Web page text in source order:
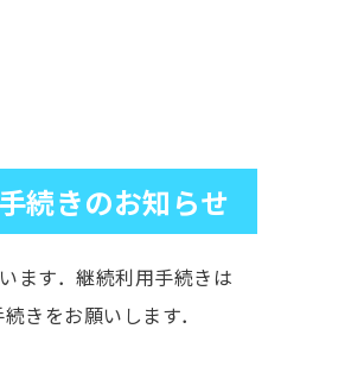
続きのお知らせ
ます．継続利用手続きは
きをお願いします．